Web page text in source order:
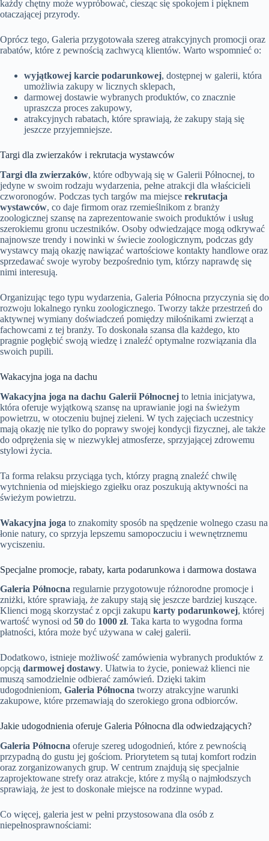
każdy chętny może wypróbować, ciesząc się spokojem i pięknem
otaczającej przyrody.
Oprócz tego, Galeria przygotowała szereg atrakcyjnych promocji oraz
rabatów, które z pewnością zachwycą klientów. Warto wspomnieć o:
wyjątkowej karcie podarunkowej, dostępnej w galerii, która
umożliwia zakupy w licznych sklepach,
darmowej dostawie wybranych produktów, co znacznie
upraszcza proces zakupowy,
atrakcyjnych rabatach, które sprawiają, że zakupy stają się
jeszcze przyjemniejsze.
Targi dla zwierzaków i rekrutacja wystawców
Targi dla zwierzaków, które odbywają się w Galerii Północnej, to
jedyne w swoim rodzaju wydarzenia, pełne atrakcji dla właścicieli
czworonogów. Podczas tych targów ma miejsce rekrutacja
wystawców, co daje firmom oraz rzemieślnikom z branży
zoologicznej szansę na zaprezentowanie swoich produktów i usług
szerokiemu gronu uczestników. Osoby odwiedzające mogą odkrywać
najnowsze trendy i nowinki w świecie zoologicznym, podczas gdy
wystawcy mają okazję nawiązać wartościowe kontakty handlowe oraz
sprzedawać swoje wyroby bezpośrednio tym, którzy naprawdę się
nimi interesują.
Organizując tego typu wydarzenia, Galeria Północna przyczynia się do
rozwoju lokalnego rynku zoologicznego. Tworzy także przestrzeń do
aktywnej wymiany doświadczeń pomiędzy miłośnikami zwierząt a
fachowcami z tej branży. To doskonała szansa dla każdego, kto
pragnie pogłębić swoją wiedzę i znaleźć optymalne rozwiązania dla
swoich pupili.
Wakacyjna joga na dachu
Wakacyjna joga na dachu Galerii Północnej to letnia inicjatywa,
która oferuje wyjątkową szansę na uprawianie jogi na świeżym
powietrzu, w otoczeniu bujnej zieleni. W tych zajęciach uczestnicy
mają okazję nie tylko do poprawy swojej kondycji fizycznej, ale także
do odprężenia się w niezwykłej atmosferze, sprzyjającej zdrowemu
stylowi życia.
Ta forma relaksu przyciąga tych, którzy pragną znaleźć chwilę
wytchnienia od miejskiego zgiełku oraz poszukują aktywności na
świeżym powietrzu.
Wakacyjna joga to znakomity sposób na spędzenie wolnego czasu na
łonie natury, co sprzyja lepszemu samopoczuciu i wewnętrznemu
wyciszeniu.
Specjalne promocje, rabaty, karta podarunkowa i darmowa dostawa
Galeria Północna regularnie przygotowuje różnorodne promocje i
zniżki, które sprawiają, że zakupy stają się jeszcze bardziej kuszące.
Klienci mogą skorzystać z opcji zakupu karty podarunkowej, której
wartość wynosi od 50 do 1000 zł. Taka karta to wygodna forma
płatności, która może być używana w całej galerii.
Dodatkowo, istnieje możliwość zamówienia wybranych produktów z
opcją darmowej dostawy. Ułatwia to życie, ponieważ klienci nie
muszą samodzielnie odbierać zamówień. Dzięki takim
udogodnieniom, Galeria Północna tworzy atrakcyjne warunki
zakupowe, które przemawiają do szerokiego grona odbiorców.
Jakie udogodnienia oferuje Galeria Północna dla odwiedzających?
Galeria Północna oferuje szereg udogodnień, które z pewnością
przypadną do gustu jej gościom. Priorytetem są tutaj komfort rodzin
oraz zorganizowanych grup. W centrum znajdują się specjalnie
zaprojektowane strefy oraz atrakcje, które z myślą o najmłodszych
sprawiają, że jest to doskonałe miejsce na rodzinne wypad.
Co więcej, galeria jest w pełni przystosowana dla osób z
niepełnosprawnościami: